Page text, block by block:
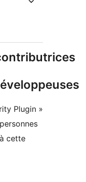
Plugin »
cette